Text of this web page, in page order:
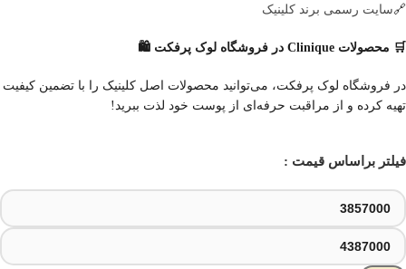
🔗سایت رسمی برند کلینیک
🛒 محصولات Clinique در فروشگاه لوک پرفکت 🛍️
در فروشگاه لوک پرفکت، می‌توانید محصولات اصل کلینیک را با تضمین کیفیت
تهیه کرده و از مراقبت حرفه‌ای از پوست خود لذت ببرید!
فیلتر براساس قیمت :